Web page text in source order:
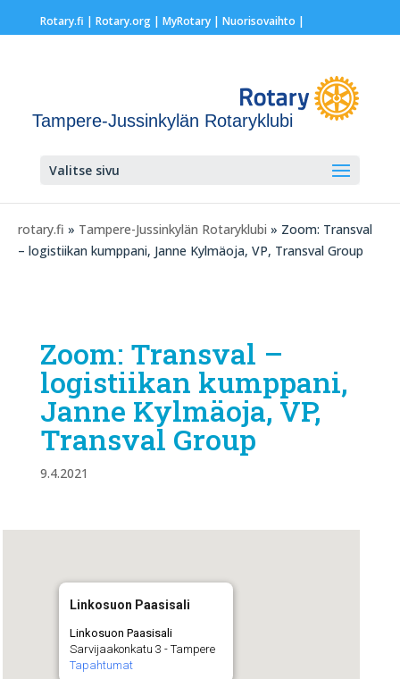
Rotary.fi | Rotary.org| MyRotary | Nuorisovaihto |
Tampere-Jussinkylän Rotaryklubi
Valitse sivu
rotary.fi » Tampere-Jussinkylän Rotaryklubi » Zoom: Transval
– logistiikan kumppani, Janne Kylmäoja, VP, Transval Group
Zoom: Transval –
logistiikan kumppani,
Janne Kylmäoja, VP,
Transval Group
9.4.2021
Linkosuon Paasisali
Linkosuon Paasisali
Sarvijaakonkatu 3 - Tampere
Tapahtumat